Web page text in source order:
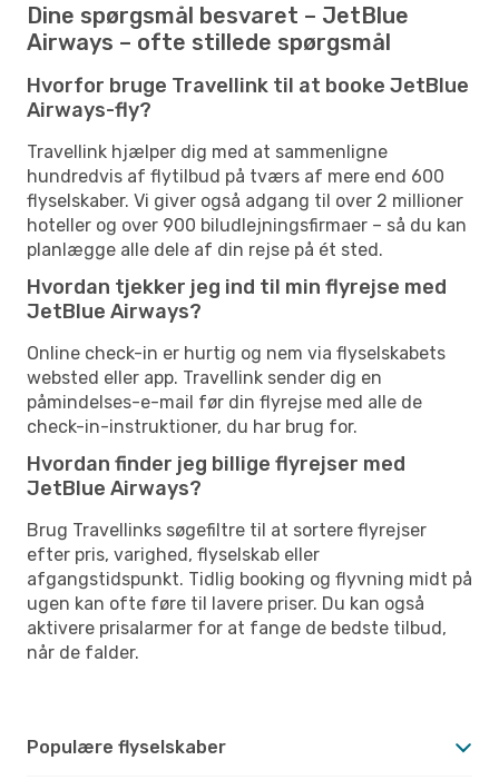
Dine spørgsmål besvaret – JetBlue
Airways – ofte stillede spørgsmål
Hvorfor bruge Travellink til at booke JetBlue
Airways-fly?
Travellink hjælper dig med at sammenligne
hundredvis af flytilbud på tværs af mere end 600
flyselskaber. Vi giver også adgang til over 2 millioner
hoteller og over 900 biludlejningsfirmaer – så du kan
planlægge alle dele af din rejse på ét sted.
Hvordan tjekker jeg ind til min flyrejse med
JetBlue Airways?
Online check-in er hurtig og nem via flyselskabets
websted eller app. Travellink sender dig en
påmindelses-e-mail før din flyrejse med alle de
check-in-instruktioner, du har brug for.
Hvordan finder jeg billige flyrejser med
JetBlue Airways?
Brug Travellinks søgefiltre til at sortere flyrejser
efter pris, varighed, flyselskab eller
afgangstidspunkt. Tidlig booking og flyvning midt på
ugen kan ofte føre til lavere priser. Du kan også
aktivere prisalarmer for at fange de bedste tilbud,
når de falder.
Populære flyselskaber